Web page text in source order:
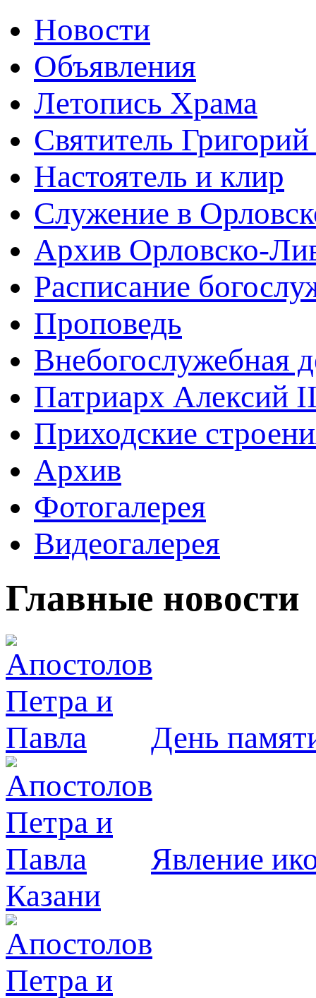
Новости
Объявления
Летопись Храма
Святитель
Настоятель и клир
Служение в
Архив Орловско-
Расписание
Проповедь
Внебогослужебная
Патриарх Алексий
Приходские
Архив
Фотогалерея
Видеогалерея
Главные новости
День
Явлeние
Казани